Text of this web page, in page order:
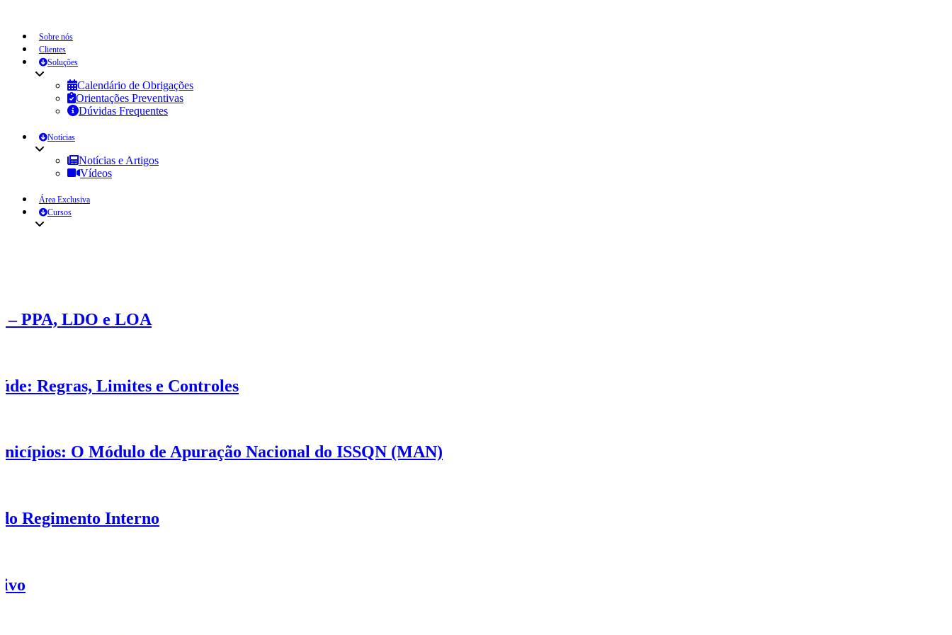
Sobre nós
Clientes
Soluções
Calendário de Obrigações
Orientações Preventivas
Dúvidas Frequentes
Notícias
Notícias e Artigos
Vídeos
Área Exclusiva
Cursos
– PPA, LDO e LOA
Regras, Limites e Controles
O Módulo de Apuração Nacional do ISSQN (MAN)
Regimento Interno